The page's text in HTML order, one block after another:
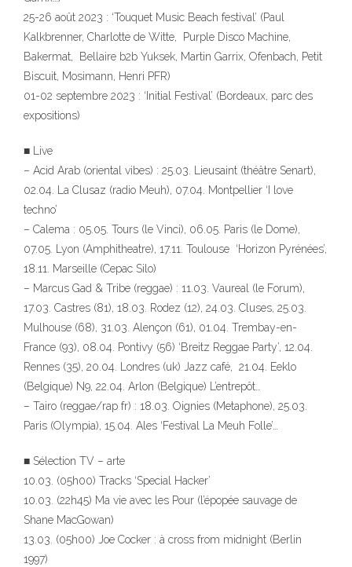
25-26 août 2023 : ‘Touquet Music Beach festival’ (Paul
Kalkbrenner, Charlotte de Witte, Purple Disco Machine,
Bakermat, Bellaire b2b Yuksek, Martin Garrix, Ofenbach, Petit
Biscuit, Mosimann, Henri PFR)
01-02 septembre 2023 : ‘Initial Festival’ (Bordeaux, parc des
expositions)
■ Live
– Acid Arab (oriental vibes) : 25.03. Lieusaint (théâtre Senart),
02.04. La Clusaz (radio Meuh), 07.04. Montpellier ‘I love
techno’
– Calema : 05.05. Tours (le Vinci), 06.05. Paris (le Dome),
07.05. Lyon (Amphitheatre), 17.11. Toulouse ‘Horizon Pyrénées’,
18.11. Marseille (Cepac Silo)
– Marcus Gad & Tribe (reggae) : 11.03. Vaureal (le Forum),
17.03. Castres (81), 18.03. Rodez (12), 24.03. Cluses, 25.03.
Mulhouse (68), 31.03. Alençon (61), 01.04. Trembay-en-
France (93), 08.04. Pontivy (56) ‘Breitz Reggae Party’, 12.04.
Rennes (35), 20.04. Londres (uk) Jazz café, 21.04. Eeklo
(Belgique) N9, 22.04. Arlon (Belgique) L’entrepôt…
– Tairo (reggae/rap fr) : 18.03. Oignies (Metaphone), 25.03.
Paris (Olympia), 15.04. Ales ‘Festival La Meuh Folle’…
■ Sélection TV – arte
10.03. (05h00) Tracks ‘Special Hacker’
10.03. (22h45) Ma vie avec les Pour (l’épopée sauvage de
Shane MacGowan)
13.03. (05h00) Joe Cocker : à cross from midnight (Berlin
1997)